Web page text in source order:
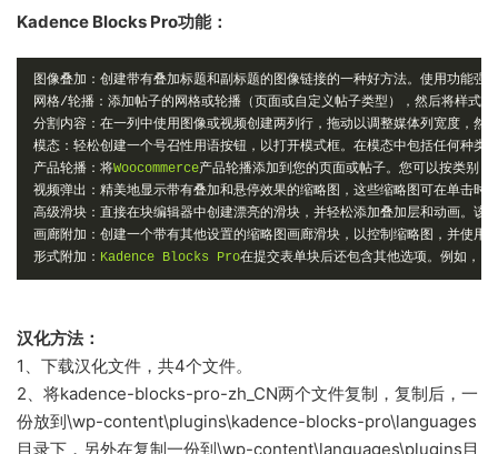
Kadence Blocks Pro功能：
图像叠加：创建带有叠加标题和副标题的图像链接的一种好方法。使用功能强
网格/轮播：添加帖子的网格或轮播（页面或自定义帖子类型），然后将样式
分割内容：在一列中使用图像或视频创建两列行，拖动以调整媒体列宽度，然
模态：轻松创建一个号召性用语按钮，以打开模式框。在模态中包括任何种类
产品轮播：将Woocommerce产品轮播添加到您的页面或帖子。您可以按类别
视频弹出：精美地显示带有叠加和悬停效果的缩略图，这些缩略图可在单击时
高级滑块：直接在块编辑器中创建漂亮的滑块，并轻松添加叠加层和动画。该
画廊附加：创建一个带有其他设置的缩略图画廊滑块，以控制缩略图，并使用
形式附加： Kadence Blocks Pro在提交表单块后还包含其他选项。例如，
汉化方法：
1、下载汉化文件，共4个文件。
2、将kadence-blocks-pro-zh_CN两个文件复制，复制后，一
份放到\wp-content\plugins\kadence-blocks-pro\languages
目录下，另外在复制一份到\wp-content\languages\plugins目